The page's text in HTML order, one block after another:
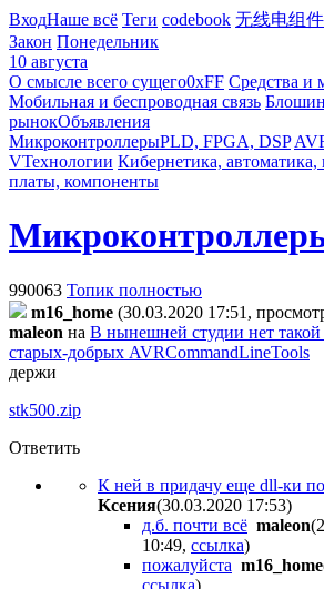
ВходНаше всё Теги codebook 无线电组件
Закон Понедельник
10 августа
О смысле всего сущего0xFF Средства и
Мобильная и беспроводная связь
рынокОбъявления
МикроконтроллерыPLD, FPGA, DSP
VТехнологии Кибернетика, автоматика,
платы, компоненты
990063 Топик полностью
m16_home (30.03.2020 17:51,
maleon на В нынешней студии нет такой
старых-добрых AVRCommandLineTools
держи
stk500.zip
Ответить
К ней в придачу еще dll-ки
Kceния(30.03.2020 17:53)
д.б. почти всё maleon
10:49, ссылка)
пожалуйста m16_home
ссылка)